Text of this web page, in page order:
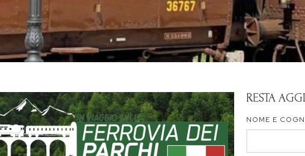
RESTA
NOME E